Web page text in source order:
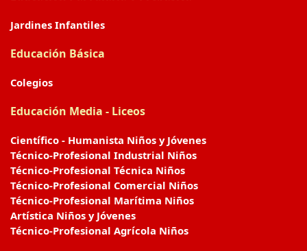
Jardines Infantiles
Educación Básica
Colegios
Educación Media - Liceos
Científico - Humanista Niños y Jóvenes
Técnico-Profesional Industrial Niños
Técnico-Profesional Técnica Niños
Técnico-Profesional Comercial Niños
Técnico-Profesional Marítima Niños
Artística Niños y Jóvenes
Técnico-Profesional Agrícola Niños